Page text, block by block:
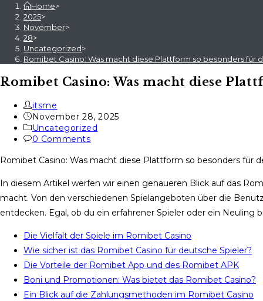
Home>
2025>
November>
28>
Uncategorized>
Romibet Casino: Was macht diese Plattform so besonders für
Romibet Casino: Was macht diese
Post
author:
itsme
Post
published:
November 28, 2025
Post
category:
Uncategorized
Post0 Comments
Romibet Casino: Was macht diese Plattform so besonders für
In diesem Artikel werfen wir einen genaueren Blick auf das
macht. Von den verschiedenen Spielangeboten über die
entdecken. Egal, ob du ein erfahrener Spieler oder ein Neuling
Die Vielfalt der Spiele im Romibet Casino
Wie sicher ist das Romibet Casino für deutsche Spieler?
Die Vorteile der Romibet App und des Romibet APK
Boni und Promotionen: Was bietet das Romibet Casino?
Ein Blick auf die Zahlungsmethoden im Romibet Casino